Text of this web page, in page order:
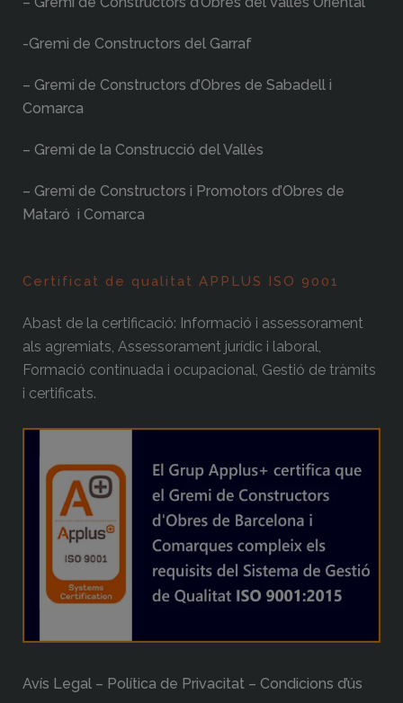
-Gremi de Constructors del Garraf
– Gremi de Constructors d’Obres de Sabadell i
Comarca
– Gremi de la Construcció del Vallès
– Gremi de Constructors i Promotors d’Obres de
Mataró i Comarca
Certificat de qualitat APPLUS ISO 9001
Abast de la certificació: Informació i assessorament
als agremiats, Assessorament jurídic i laboral,
Formació continuada i ocupacional, Gestió de tràmits
i certificats.
Avís Legal – Política de Privacitat – Condicions d’ús